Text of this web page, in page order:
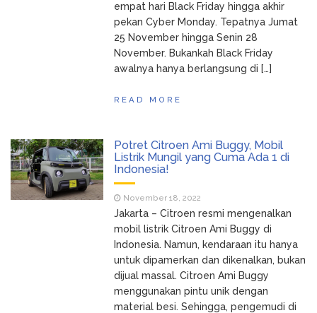
empat hari Black Friday hingga akhir
pekan Cyber Monday. Tepatnya Jumat
25 November hingga Senin 28
November. Bukankah Black Friday
awalnya hanya berlangsung di […]
READ MORE
Potret Citroen Ami Buggy, Mobil
Listrik Mungil yang Cuma Ada 1 di
Indonesia!
November 18, 2022
Jakarta – Citroen resmi mengenalkan
mobil listrik Citroen Ami Buggy di
Indonesia. Namun, kendaraan itu hanya
untuk dipamerkan dan dikenalkan, bukan
dijual massal. Citroen Ami Buggy
menggunakan pintu unik dengan
material besi. Sehingga, pengemudi di